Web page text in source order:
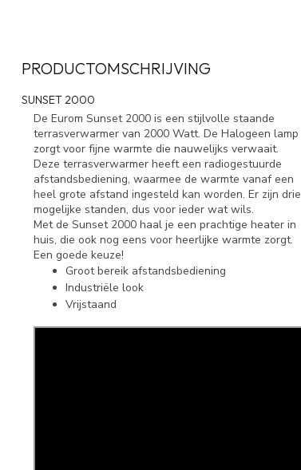
PRODUCTOMSCHRIJVING
SUNSET 2000
De Eurom Sunset 2000 is een stijlvolle staande
terrasverwarmer van 2000 Watt. De Halogeen lamp
zorgt voor fijne warmte die nauwelijks verwaait.
Deze terrasverwarmer heeft een radiogestuurde
afstandsbediening, waarmee de warmte vanaf een
heel grote afstand ingesteld kan worden. Er zijn drie
mogelijke standen, dus voor ieder wat wils.
Met de Sunset 2000 haal je een prachtige heater in
huis, die ook nog eens voor heerlijke warmte zorgt.
Een goede keuze!
Groot bereik afstandsbediening
Industriële look
Vrijstaand